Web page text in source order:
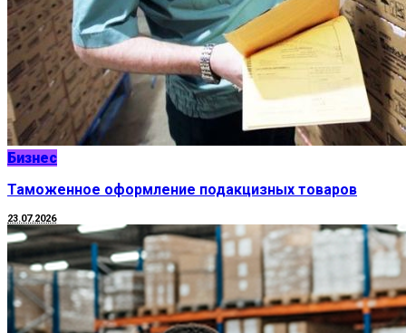
Бизнес
Таможенное оформление подакцизных товаров
23.07.2026